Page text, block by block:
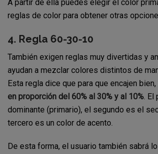
A partir de ella puedes elegir el color
reglas de color para obtener otras
4. Regla 60-30-10
También exigen reglas muy divertidas y
ayudan a mezclar colores distintos de
Esta regla dice que para que encajen
en proporción del 60% al 30% y al 10%. El
dominante (primario), el segundo es el
tercero es un color de acento.
De esta forma, el usuario también sabrá